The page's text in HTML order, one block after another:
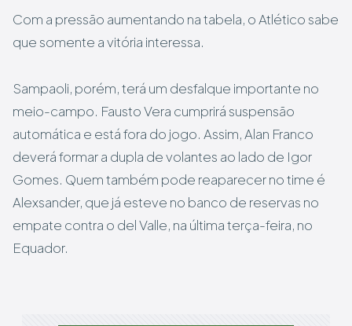
Com a pressão aumentando na tabela, o Atlético sabe
que somente a vitória interessa.
Sampaoli, porém, terá um desfalque importante no
meio-campo. Fausto Vera cumprirá suspensão
automática e está fora do jogo. Assim, Alan Franco
deverá formar a dupla de volantes ao lado de Igor
Gomes. Quem também pode reaparecer no time é
Alexsander, que já esteve no banco de reservas no
empate contra o del Valle, na última terça-feira, no
Equador.